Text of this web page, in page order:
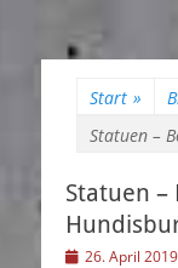
Start »
Statuen –
Statuen –
Veröffentlicht
26. April 2019